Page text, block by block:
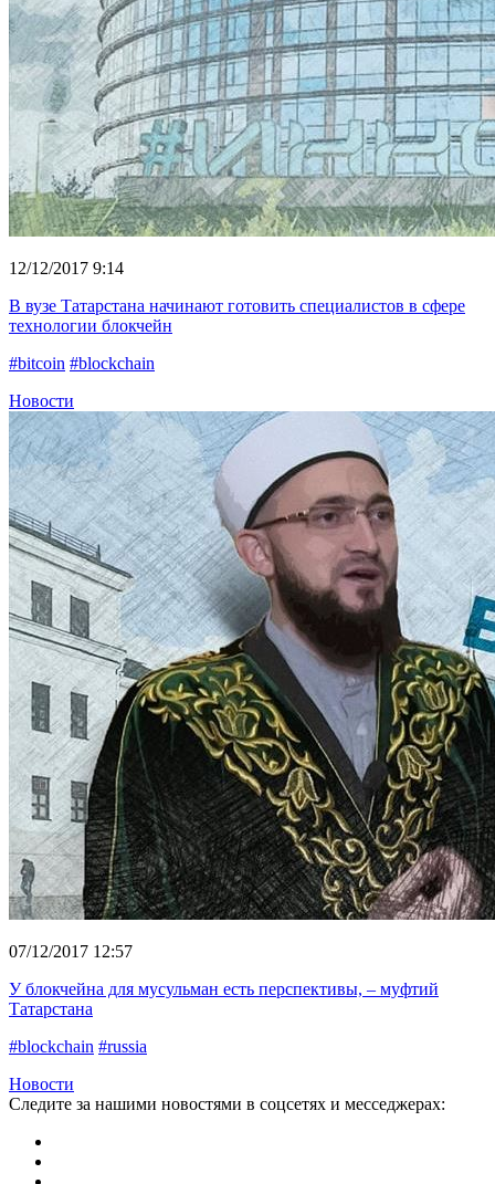
12/12/2017 9:14
В вузе Татарстана начинают готовить специалистов в сфере
технологии блокчейн
#bitcoin #blockchain
Новости
07/12/2017 12:57
У блокчейна для мусульман есть перспективы, – муфтий
Татарстана
#blockchain #russia
Новости
Следите за нашими новостями в соцсетях и месседжерах: